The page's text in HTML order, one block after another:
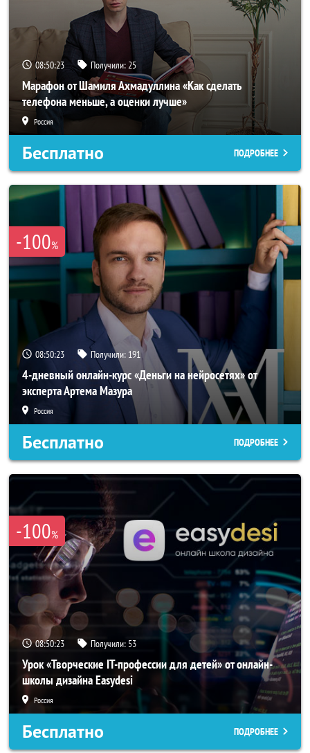
08:50:21 Получили:25
Марафон от Шамиля Ахмадуллина «Как сделать
телефона меньше, а оценки лучше»
Россия
Бесплатно ПОДРОБНЕЕ
-100%
08:50:21 Получили: 191
4-дневный онлайн-курс «Деньги на нейросетях» от
эксперта Артема Мазура
Россия
Бесплатно ПОДРОБНЕЕ
-100%
08:50:21 Получили: 53
Урок «Творческие IT-профессии для детей» от онлайн-
школы дизайна Easydesi
Россия
Бесплатно ПОДРОБНЕЕ